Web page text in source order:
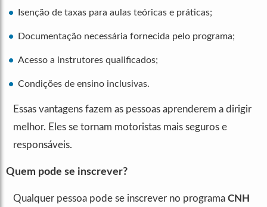
Isenção de taxas para aulas teóricas e práticas;
Documentação necessária fornecida pelo programa;
Acesso a instrutores qualificados;
Condições de ensino inclusivas.
Essas vantagens fazem as pessoas aprenderem a dirigir
melhor. Eles se tornam motoristas mais seguros e
responsáveis.
Quem pode se inscrever?
Qualquer pessoa pode se inscrever no programa CNH